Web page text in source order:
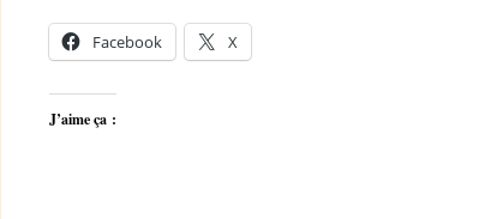
Facebook X
J’aime ça :